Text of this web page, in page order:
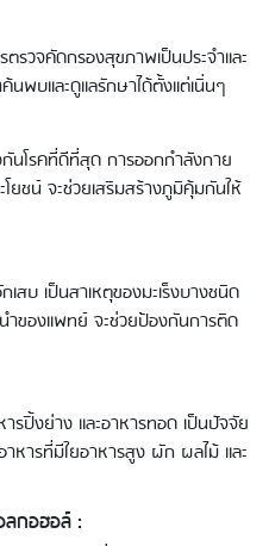
ตรวจคัดกรองสุขภาพเป็นประจำและ
นพบและดูแลรักษาได้ตั้งแต่เนิ่นๆ
นโรคที่ดีที่สุด การออกกำลังกาย
ยชน์ จะช่วยเสริมสร้างภูมิคุ้มกันให้
เสบ เป็นสาเหตุของมะเร็งบางชนิด
ำของแพทย์ จะช่วยป้องกันการติด
รปิ้งย่าง และอาหารทอด เป็นปัจจัย
หารที่มีใยอาหารสูง ผัก ผลไม้ และ
กอฮอล์ :